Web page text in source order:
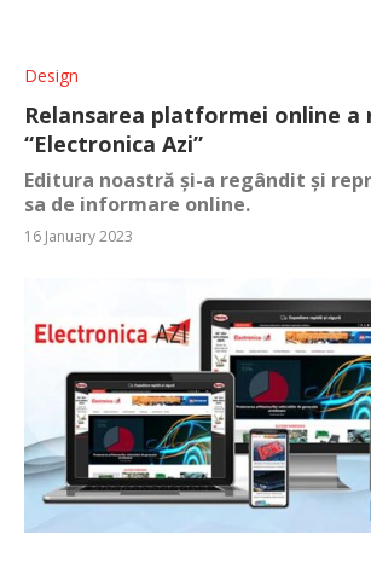
Design
Relansarea platformei online a
“Electronica Azi”
Editura noastră și-a regândit și
sa de informare online.
16 January 2023